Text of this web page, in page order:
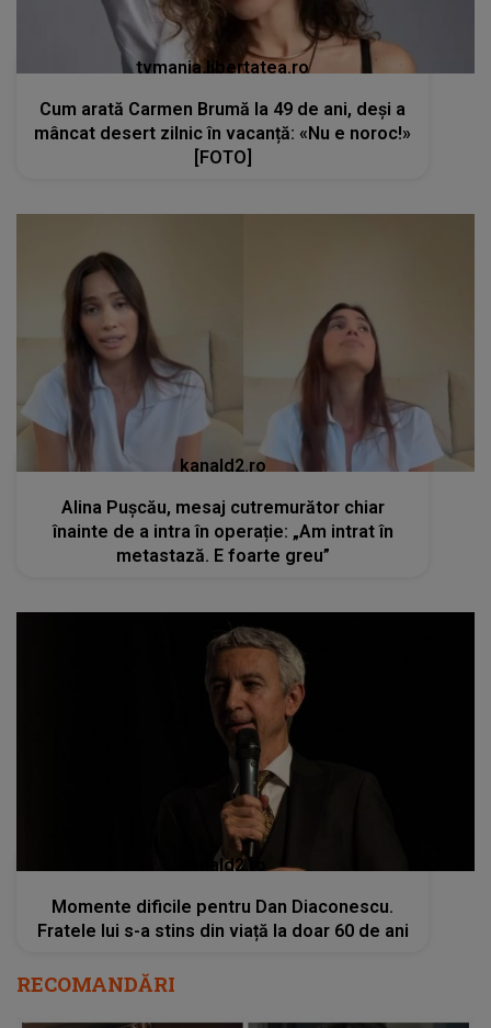
tvmania.libertatea.ro
Cum arată Carmen Brumă la 49 de ani, deși a
mâncat desert zilnic în vacanță: «Nu e noroc!»
[FOTO]
kanald2.ro
Alina Pușcău, mesaj cutremurător chiar
înainte de a intra în operație: „Am intrat în
metastază. E foarte greu”
kanald2.ro
Momente dificile pentru Dan Diaconescu.
Fratele lui s-a stins din viață la doar 60 de ani
RECOMANDĂRI